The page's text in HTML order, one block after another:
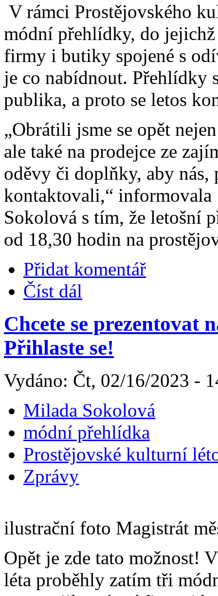
V rámci Prostějovského
módní přehlídky, do
firmy i butiky spojené s
je co nabídnout. Přehlídky
publika, a proto se letos
„Obrátili jsme se opět
ale také na prodejce ze
oděvy či doplňky, aby nás,
kontaktovali,“ informovala
Sokolová s tím, že letošní
od 18,30 hodin na
Přidat komentář
Číst dál
Chcete se prezentovat
Přihlaste se!
Vydáno: Čt, 02/16/2023 -
Milada Sokolová
módní přehlídka
Prostějovské kulturní
Zprávy
ilustrační foto Magistrát
Opět je zde tato možnost!
léta proběhly zatím tři